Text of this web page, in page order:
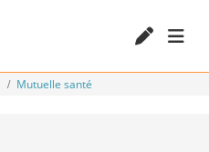
Mutuelle santé